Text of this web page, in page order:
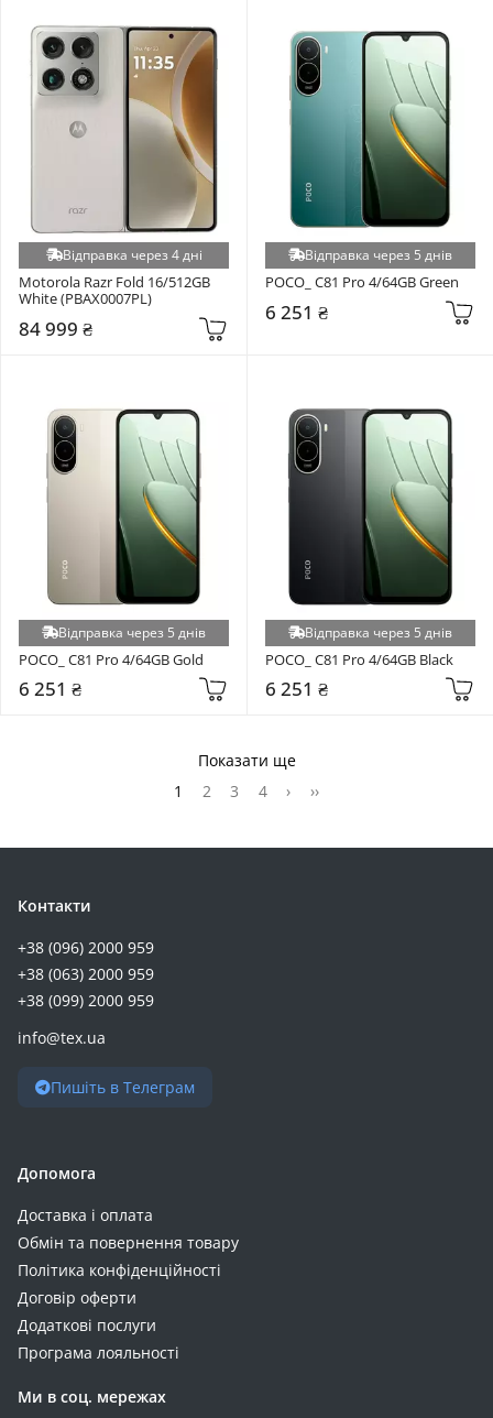
Відправка через 4 дні
Motorola Razr Fold 16/512GB
White (PBAX0007PL)
84 999 ₴
Відправка через 5 днів
POCO_ C81 Pro 4/64GB Green
6 251 ₴
Відправка через 5 днів
POCO_ C81 Pro 4/64GB Gold
6 251 ₴
Відправка через 5 днів
POCO_ C81 Pro 4/64GB Black
6 251 ₴
Показати ще
1
2 3 4 › ››
Контакти
+38 (096) 2000 959
+38 (063) 2000 959
+38 (099) 2000 959
info@tex.ua
Пишіть в Телеграм
Допомога
Доставка і оплата
Обмін та повернення товару
Політика конфіденційності
Договір оферти
Додаткові послуги
Програма лояльності
Ми в соц. мережах